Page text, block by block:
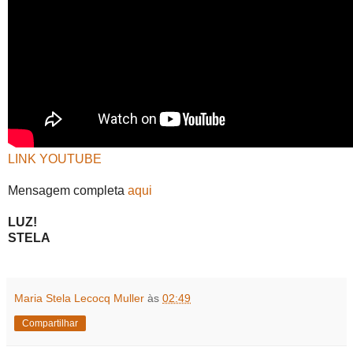
LINK YOUTUBE
Mensagem completa aqui
LUZ!
STELA
Maria Stela Lecocq Muller às 02:49
Compartilhar